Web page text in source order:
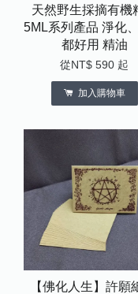
天然野生採摘有機
5ML系列產品 淨化
都好用 精油
從NT$ 590 起
加入購物車
【佛化人生】許願